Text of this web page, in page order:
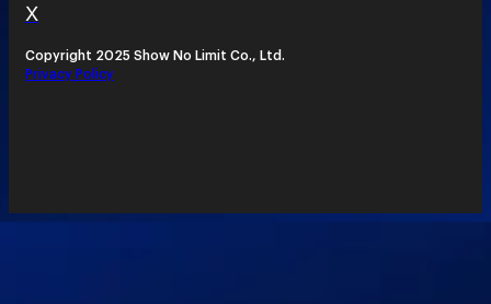
X
Copyright 2025 Show No Limit Co., Ltd.
Privacy Policy